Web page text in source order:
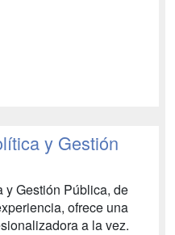
y Gestión
y Gestión Pública, de
ofrece una
a la vez.